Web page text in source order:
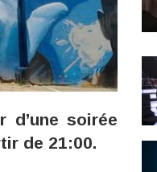
d’une soirée
de 21:00.